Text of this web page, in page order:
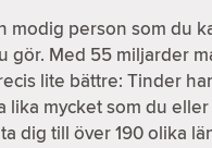
modig person som du
gör. Med 55 miljarder
lite bättre: Tinder
lika mycket som du
dig till över 190 olika